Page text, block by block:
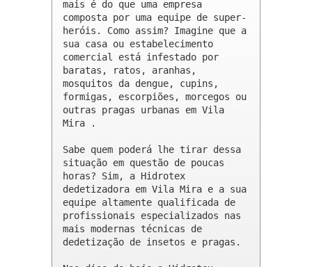
mais é do que uma empresa
composta por uma equipe de super-
heróis. Como assim? Imagine que a
sua casa ou estabelecimento
comercial está infestado por
baratas, ratos, aranhas,
mosquitos da dengue, cupins,
formigas, escorpiões, morcegos ou
outras pragas urbanas em Vila
Mira .
Sabe quem poderá lhe tirar dessa
situação em questão de poucas
horas? Sim, a Hidrotex
dedetizadora em Vila Mira e a sua
equipe altamente qualificada de
profissionais especializados nas
mais modernas técnicas de
dedetização de insetos e pragas.